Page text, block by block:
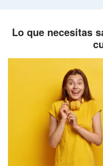
Lo que necesitas